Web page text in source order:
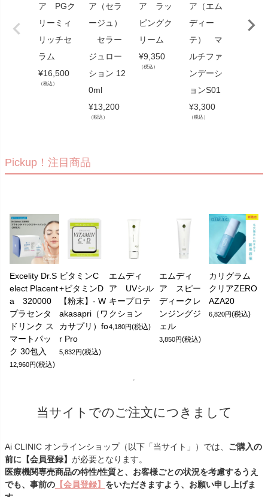
ア PGク
リーミィ
リッチセ
ラム
¥16,500
（税込）
ア（セラ
ージュ）
セラー
ジュロー
ション 12
0ml
¥13,200
（税込）
ア ラッ
ピングク
リーム
¥9,350
（税込）
ア（エム
ディー
テ） マ
ルチファ
ンデーシ
ョンS01
¥3,300
（税込）
リニュ
Pickup！注目商品
Excelity Dr.S
elect Placent
a 320000
プラセンタ
ドリンク ス
マートパッ
ク 30包入
12,960円(税込)
ビタミンC
+ビタミンD
【粉末】- W
akasapri（ワ
カサプリ）fo
r Pro
5,832円(税込)
エムディ
ア UVシル
キープロテ
クション
4,180円(税込)
エムディ
ア スピー
ディークレ
ンジングジ
ェル
3,850円(税込)
カリグラム
クリアZERO
AZA20
6,820円(税込)
当サイトでのご注文につきまして
Ai CLINIC オンラインショップ（以下「当サイト」）では、 ご購入の
前に【会員登録】 が必要となります。
医療機関専売商品の特性/性質と、お客様ごとの状況を考慮するうえ
でも、事前の 【会員登録】 をいただきますよう、お願い申し上げま